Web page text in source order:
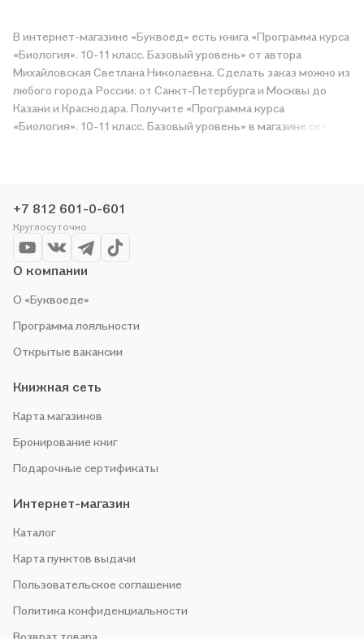
В интернет-магазине «Буквоед» есть книга «Программа курса
«Биология». 10-11 класс. Базовый уровень» от автора
Михайловская Светлана Николаевна. Сделать заказ можно из
любого города России: от Санкт-Петербурга и Москвы до
Казани и Краснодара. Получите «Программа курса
«Биология». 10-11 класс. Базовый уровень» в магазине сети
выгоду!
+7 812 601-0-601
Круглосуточно
О компании
О «Буквоеде»
Программа лояльности
Открытые вакансии
Книжная сеть
Карта магазинов
Бронирование книг
Подарочные сертификаты
Интернет-магазин
Каталог
Карта пунктов выдачи
Пользовательское соглашение
Политика конфиденциальности
Возврат товара